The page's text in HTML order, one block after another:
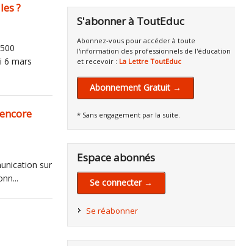
?
6 mars
sur
S'abonner à ToutEduc
Abonnez-vous pour accéder à toute
l'information des professionnels de l'éducation
et recevoir : La Lettre ToutEduc
Abonnement Gratuit →
* Sans engagement par la suite.
Espace abonnés
Se connecter →
Se réabonner